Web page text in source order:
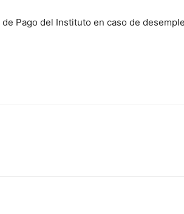
Pago del Instituto en caso de